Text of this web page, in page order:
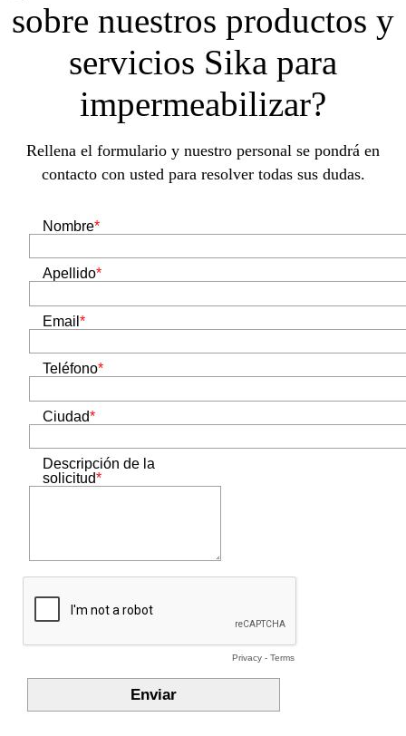
sobre nuestros productos y
servicios Sika para
impermeabilizar?
Rellena el formulario y nuestro personal se pondrá en
contacto con usted para resolver todas sus dudas.